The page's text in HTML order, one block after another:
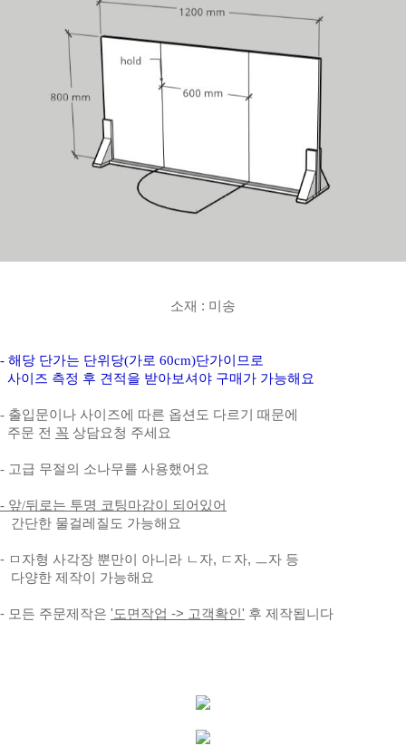
소재 : 미송
- 해당 단가는 단위당(가로 60cm)단가이므로
사이즈 측정 후 견적을 받아보셔야 구매가 가능해요
- 출입문이나 사이즈에 따른 옵션도 다르기 때문에
주문 전 꼭 상담요청 주세요
- 고급 무절의 소나무를 사용했어요
- 앞/뒤로는 투명 코팅마감이 되어있어
간단한 물걸레질도 가능해요
- ㅁ자형 사각장 뿐만이 아니라 ㄴ자, ㄷ자, ㅡ자 등
다양한 제작이 가능해요
- 모든 주문제작은 '도면작업 -> 고객확인' 후 제작됩니다